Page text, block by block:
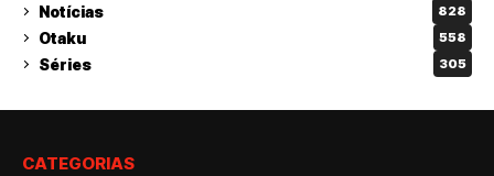
Notícias 828
Otaku 558
Séries 305
CATEGORIAS